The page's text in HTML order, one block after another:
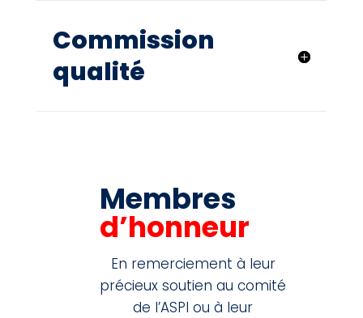
Commission
qualité
Membres
d’honneur
En remerciement à leur
précieux soutien au comité
de l’ASPI ou à leur